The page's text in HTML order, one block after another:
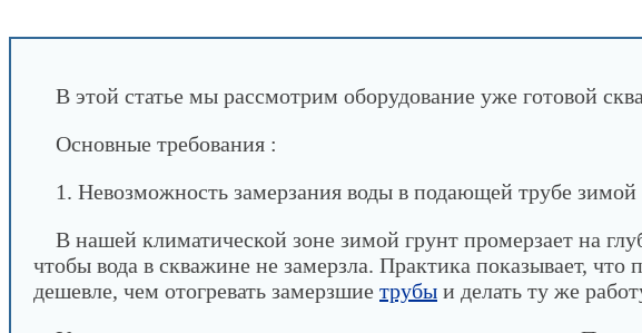
В этой статье мы рассмотрим оборудование уже готовой
Основные требования :
1. Невозможность замерзания воды в подающей трубе зимой
В нашей климатической зоне зимой грунт промерзает на
чтобы вода в скважине не замерзла. Практика показывает,
дешевле, чем отогревать замерзшие трубы и делать ту же